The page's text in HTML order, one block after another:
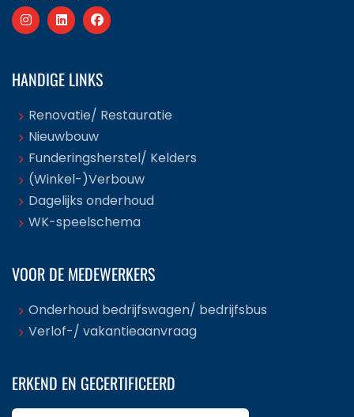
HANDIGE LINKS
Renovatie/ Restauratie
Nieuwbouw
Funderingsherstel/ Kelders
(Winkel-)Verbouw
Dagelijks onderhoud
WK-speelschema
VOOR DE MEDEWERKERS
Onderhoud bedrijfswagen/ bedrijfsbus
Verlof-/ vakantieaanvraag
ERKEND EN GECERTIFICEERD